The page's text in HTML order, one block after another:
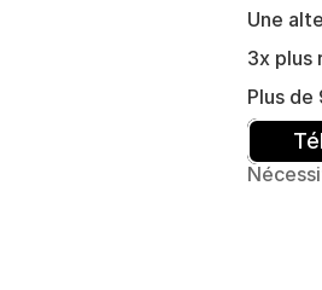
Une
3x plus
Plus de